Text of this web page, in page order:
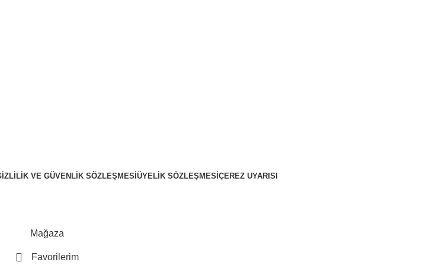
VE GÜVENLIK SÖZLEŞMESI ÜYELIK SÖZLEŞMESI ÇEREZ UYARISI
Mağaza
Favorilerim